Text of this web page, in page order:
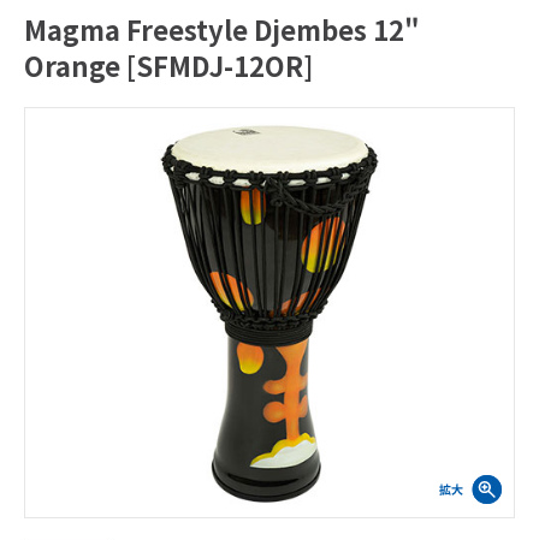
Magma Freestyle Djembes 12"
Orange [SFMDJ-12OR]